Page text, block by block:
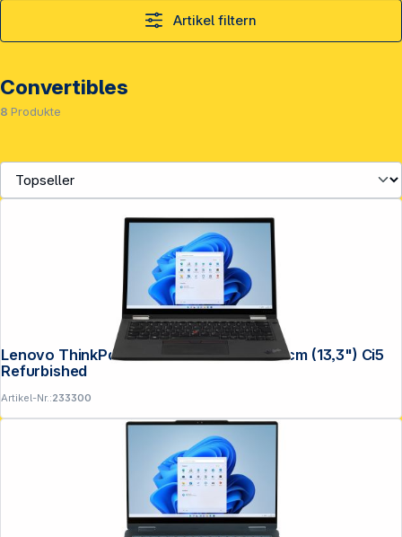
Artikel filtern
Convertibles
8 Produkte
Lenovo ThinkPad X13 YOGA Gen2 33,78cm (13,3") Ci5
Refurbished
Artikel-Nr.:233300